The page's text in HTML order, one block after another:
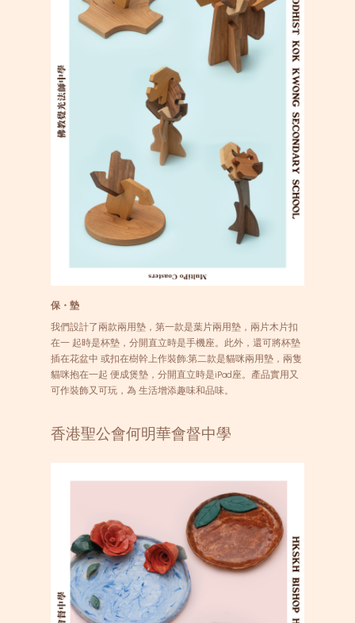
保・墊
我們設計了兩款兩用墊，第一款是葉片兩用墊，兩片木片扣
在一 起時是杯墊，分開直立時是手機座。此外，還可將杯墊
插在花盆中 或扣在樹幹上作裝飾;第二款是貓咪兩用墊，兩隻
貓咪抱在一起 便成煲墊，分開直立時是iPad座。產品實用又
可作裝飾又可玩，為 生活增添趣味和品味。
香港聖公會何明華會督中學